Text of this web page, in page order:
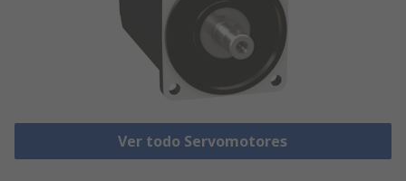
Ver todo Servomotores